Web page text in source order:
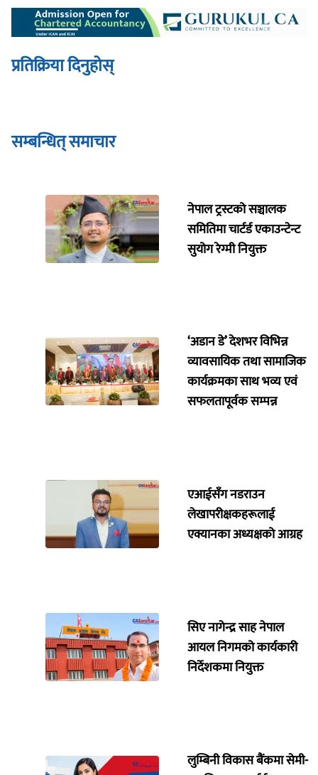
प्रतिक्रिया दिनुहोस्
सम्बन्धित् समाचार
नेपाल ट्रस्टको सञ्चालक
समितिमा चार्टर्ड एकाउन्टेन्ट
सुयोग रेग्मी नियुक्त
‘अडान डे’ देशभर विभिन्न
व्यावसायिक तथा सामाजिक
कार्यक्रमका साथ भव्य एवं
सफलतापूर्वक सम्पन्न
एआईसँग नडराउन
लेखापरीक्षकहरूलाई
एक्यानका अध्यक्षको आग्रह
सिए नागेन्द्र साह नेपाल
आयल निगमको कार्यकारी
निर्देशकमा नियुक्त
लुम्बिनी विकास बैंकमा सेमी-